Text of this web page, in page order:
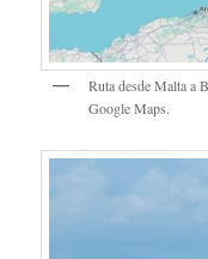
Ruta desde Malta a
Google Maps.